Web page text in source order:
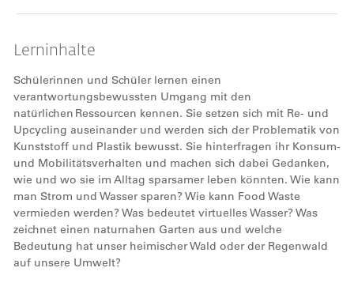
Lerninhalte
Schülerinnen und Schüler lernen einen
verantwortungsbewussten Umgang mit den
natürlichen Ressourcen kennen. Sie setzen sich mit Re- und
Upcycling auseinander und werden sich der Problematik von
Kunststoff und Plastik bewusst. Sie hinterfragen ihr Konsum-
und Mobilitätsverhalten und machen sich dabei Gedanken,
wie und wo sie im Alltag sparsamer leben könnten. Wie kann
man Strom und Wasser sparen? Wie kann Food Waste
vermieden werden? Was bedeutet virtuelles Wasser? Was
zeichnet einen naturnahen Garten aus und welche
Bedeutung hat unser heimischer Wald oder der Regenwald
auf unsere Umwelt?